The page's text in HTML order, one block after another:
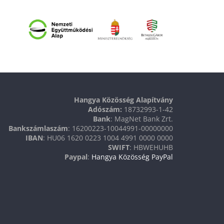
Hangya Közösség Alapítvány
Adószám: 18732993-1-42
Bank: MagNet Bank Zrt.
Bankszámlaszám: 16200223-10044991-00000000
IBAN: HU06 1620 0223 1004 4991 0000 0000
SWIFT: HBWEHUHB
Paypal: Hangya Közösség PayPal